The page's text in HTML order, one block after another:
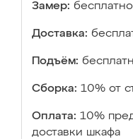
Замер: бесплатно
Доставка:
Подъём:
Сборка: 10% от
Оплата: 10%
доставки шкафа